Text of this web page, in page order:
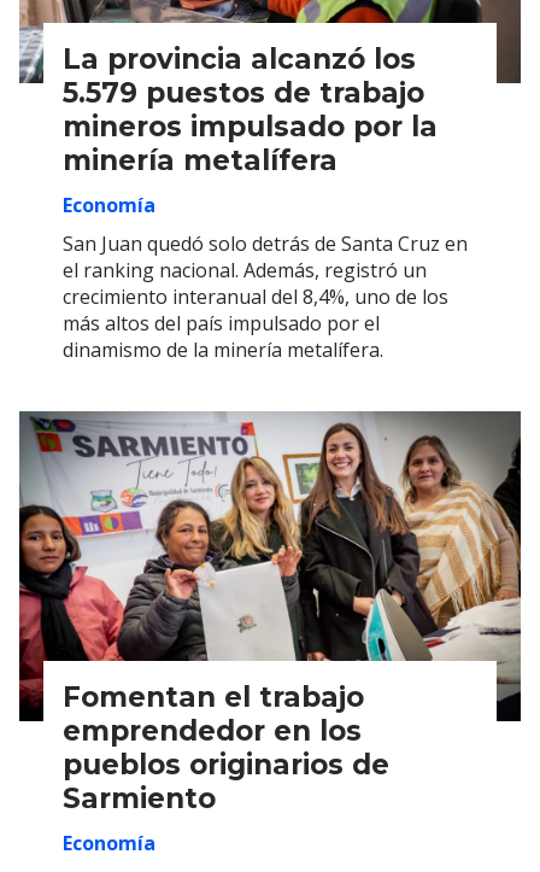
La provincia alcanzó los
5.579 puestos de trabajo
mineros impulsado por la
minería metalífera
Economía
San Juan quedó solo detrás de Santa Cruz en
el ranking nacional. Además, registró un
crecimiento interanual del 8,4%, uno de los
más altos del país impulsado por el
dinamismo de la minería metalífera.
Fomentan el trabajo
emprendedor en los
pueblos originarios de
Sarmiento
Economía